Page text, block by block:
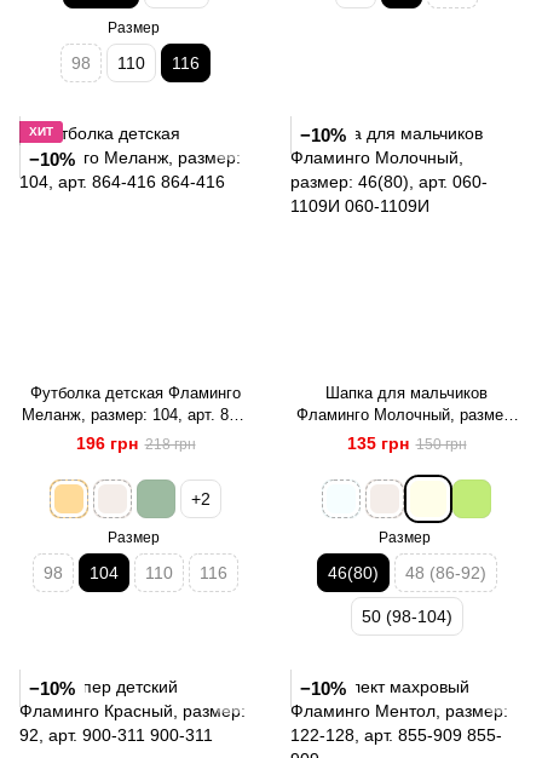
Размер
98 110 116
ХИТ
−10%
Футболка детская Фламинго
Меланж, размер: 104, арт. 864-
416
196 грн 218 грн
+2
Размер
98 104 110 116
−10%
Шапка для мальчиков
Фламинго Молочный, размер:
46(80), арт. 060-1109И
135 грн 150 грн
Размер
46(80) 48 (86-92)
50 (98-104)
−10% −10%